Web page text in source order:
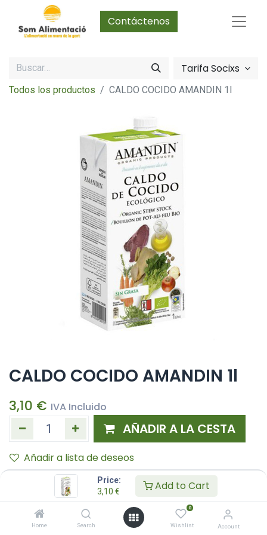
Price:
3,10 € Add to Cart
Home Search
0
Wishlist Account
Contáctenos
Tarifa Socixs
Todos los productos CALDO COCIDO AMANDIN 1l
CALDO COCIDO AMANDIN 1l
3,10 € IVA Incluido
AÑADIR A LA CESTA
Añadir a lista de deseos